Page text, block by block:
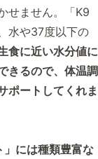
せません。「K9
水や37度以下の
食に近い水分値に
きるので、体温調
ポートしてくれま
」には種類豊富な